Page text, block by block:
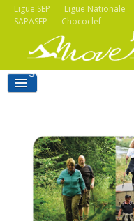
Ligue Nationale
Ligue SEP
SAPASEP
Chococlef
ACTIVITÉS MOVE SEP